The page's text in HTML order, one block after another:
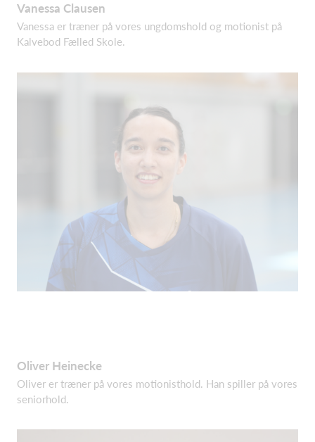
Vanessa Clausen
Vanessa er træner på vores ungdomshold og motionist på
Kalvebod Fælled Skole.
Oliver Heinecke
Oliver er træner på vores motionisthold. Han spiller på vores
seniorhold.